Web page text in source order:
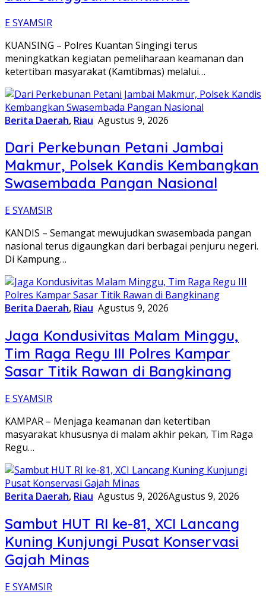
E SYAMSIR
KUANSING – Polres Kuantan Singingi terus
meningkatkan kegiatan pemeliharaan keamanan dan
ketertiban masyarakat (Kamtibmas) melalui…
Berita Daerah, Riau Agustus 9, 2026
Dari Perkebunan Petani Jambai
Makmur, Polsek Kandis Kembangkan
Swasembada Pangan Nasional
E SYAMSIR
KANDIS – Semangat mewujudkan swasembada pangan
nasional terus digaungkan dari berbagai penjuru negeri.
Di Kampung…
Berita Daerah, Riau Agustus 9, 2026
Jaga Kondusivitas Malam Minggu,
Tim Raga Regu III Polres Kampar
Sasar Titik Rawan di Bangkinang
E SYAMSIR
KAMPAR – Menjaga keamanan dan ketertiban
masyarakat khususnya di malam akhir pekan, Tim Raga
Regu…
Berita Daerah, Riau Agustus 9, 2026Agustus 9, 2026
Sambut HUT RI ke-81, XCI Lancang
Kuning Kunjungi Pusat Konservasi
Gajah Minas
E SYAMSIR